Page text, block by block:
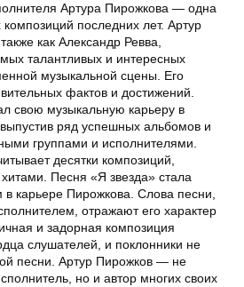
Артура Пирожкова — одна
последних лет. Артур
как Александр Ревва,
талантливых и интересных
музыкальной сцены. Его
фактов и достижений.
свою музыкальную карьеру в
ряд успешных альбомов и
группами и исполнителями.
десятки композиций,
Песня «Я звезда» стала
карьере Пирожкова. Слова песни,
отражают его характер
и задорная композиция
слушателей, и поклонники не
песни. Артур Пирожков — не
но и автор многих своих